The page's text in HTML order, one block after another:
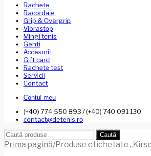
Rachete
Racordaje
Grip & Overgrip
Vibrastop
Mingi tenis
Genti
Accesorii
Gift card
Rachete test
Servicii
Contact
Contul meu
(+40) 774 550 893 / (+40) 740 091 130
contact@detenis.ro
Caută
după:
Caută
Prima pagină/Produse etichetate